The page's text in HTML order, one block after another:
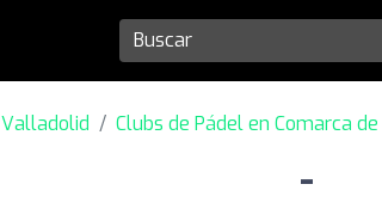
Clubs de Pádel en Comarca
-